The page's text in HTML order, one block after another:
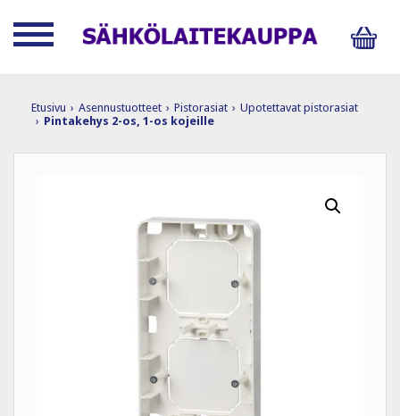
Etusivu › Asennustuotteet › Pistorasiat › Upotettavat pistorasiat
› Pintakehys 2-os, 1-os kojeille